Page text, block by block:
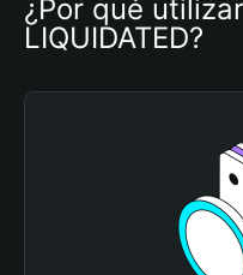
¿Por qué
LIQUIDATED?